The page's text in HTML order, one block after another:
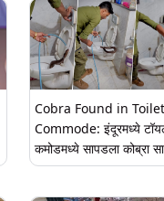
Cobra Found in Toilet
Commode: इंदूरमध्ये
कमोडमध्ये सापडला कोब्रा
अथक प्रयत्नानंतर सुटका